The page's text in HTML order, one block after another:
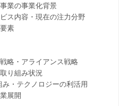
業の事業化背景
内容・現在の注力分野
素
・アライアンス戦略
り組み状況
・テクノロジーの利活用
展開